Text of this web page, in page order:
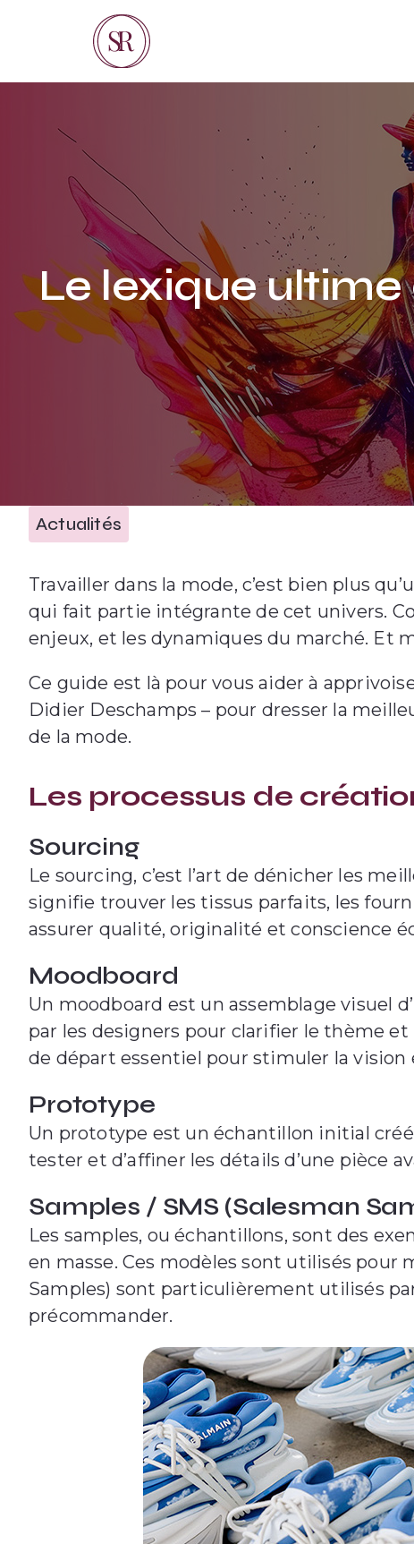
Le lexique
Actualités
Travailler dans la mode, c’est bien plus
qui fait partie intégrante de cet univers.
enjeux, et les dynamiques du marché. Et
Ce guide est là pour vous aider à
Didier Deschamps – pour dresser la
de la mode.
Les processus de
Sourcing
Le sourcing, c’est l’art de dénicher les
signifie trouver les tissus parfaits, les
assurer qualité, originalité et conscience
Moodboard
Un moodboard est un assemblage visuel
par les designers pour clarifier le thème
de départ essentiel pour stimuler la vision
Prototype
Un prototype est un échantillon initial
tester et d’affiner les détails d’une pièce
Samples / SMS (Salesman
Les samples, ou échantillons, sont des
en masse. Ces modèles sont utilisés pour
Samples) sont particulièrement utilisés
précommander.